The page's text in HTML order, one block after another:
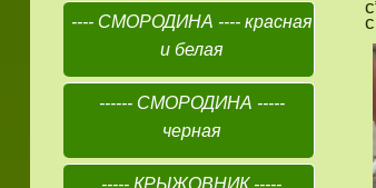
---- СМОРОДИНА ---- красная
и белая
------ СМОРОДИНА -----
черная
----- КРЫЖОВНИК -----